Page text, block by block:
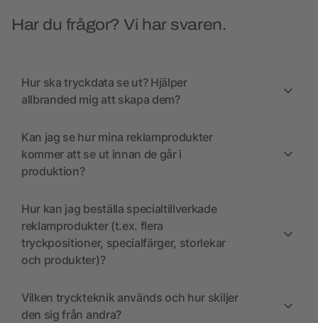
Har du frågor? Vi har svaren.
Hur ska tryckdata se ut? Hjälper
allbranded mig att skapa dem?
Kan jag se hur mina reklamprodukter
kommer att se ut innan de går i
produktion?
Hur kan jag beställa specialtillverkade
reklamprodukter (t.ex. flera
tryckpositioner, specialfärger, storlekar
och produkter)?
Vilken tryckteknik används och hur skiljer
den sig från andra?